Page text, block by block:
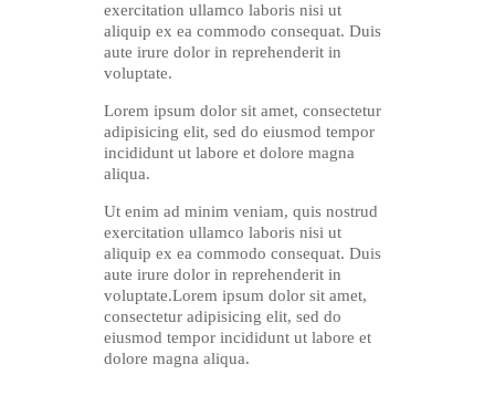
exercitation ullamco laboris nisi ut
aliquip ex ea commodo consequat. Duis
aute irure dolor in reprehenderit in
voluptate.
Lorem ipsum dolor sit amet, consectetur
adipisicing elit, sed do eiusmod tempor
incididunt ut labore et dolore magna
aliqua.
Ut enim ad minim veniam, quis nostrud
exercitation ullamco laboris nisi ut
aliquip ex ea commodo consequat. Duis
aute irure dolor in reprehenderit in
voluptate.Lorem ipsum dolor sit amet,
consectetur adipisicing elit, sed do
eiusmod tempor incididunt ut labore et
dolore magna aliqua.